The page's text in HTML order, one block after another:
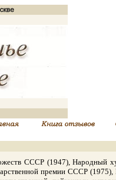
СССР (1947), Народный
премии СССР